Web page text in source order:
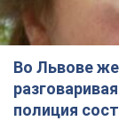
Во Львове
полиция